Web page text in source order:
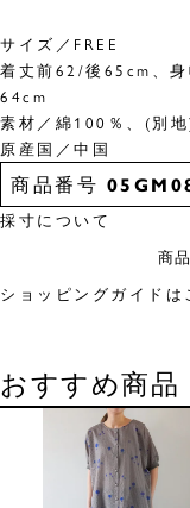
サイズ／FREE
着丈前62/後65cm、
64cm
素材／綿100％、(別
原産国／中国
商品番号
採寸について
商
ショッピングガイドは
おすすめ商品